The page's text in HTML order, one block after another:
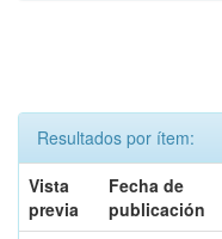
Resultados por ítem:
Vista
previa
Fecha de
publicación